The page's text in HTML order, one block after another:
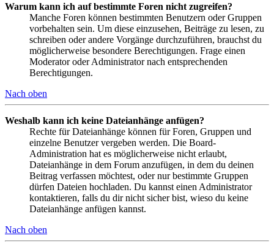
Warum kann ich auf bestimmte Foren nicht zugreifen?
Manche Foren können bestimmten Benutzern oder Gruppen
vorbehalten sein. Um diese einzusehen, Beiträge zu lesen, zu
schreiben oder andere Vorgänge durchzuführen, brauchst du
möglicherweise besondere Berechtigungen. Frage einen
Moderator oder Administrator nach entsprechenden
Berechtigungen.
Nach oben
Weshalb kann ich keine Dateianhänge anfügen?
Rechte für Dateianhänge können für Foren, Gruppen und
einzelne Benutzer vergeben werden. Die Board-
Administration hat es möglicherweise nicht erlaubt,
Dateianhänge in dem Forum anzufügen, in dem du deinen
Beitrag verfassen möchtest, oder nur bestimmte Gruppen
dürfen Dateien hochladen. Du kannst einen Administrator
kontaktieren, falls du dir nicht sicher bist, wieso du keine
Dateianhänge anfügen kannst.
Nach oben